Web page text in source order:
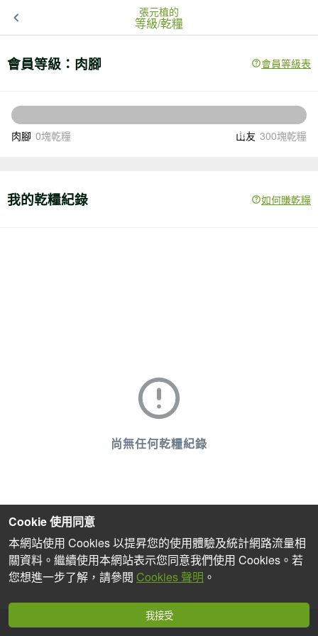
張元植的
等級/乾糧
會員等級： 肉腳 會員等級表
塊乾糧升級
肉腳 0塊乾糧 山友 300塊乾糧
我的乾糧紀錄 如何賺乾糧
尚無任何乾糧紀錄
Cookie 使用同意
本網站使用 Cookies 以提昇您的使用體驗及統計網路流量相
關資料。繼續使用本網站表示您同意我們使用 Cookies。若
您想進一步了解，請參閱 Cookies 聲明 。
我接受